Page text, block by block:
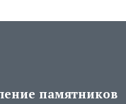
памятников